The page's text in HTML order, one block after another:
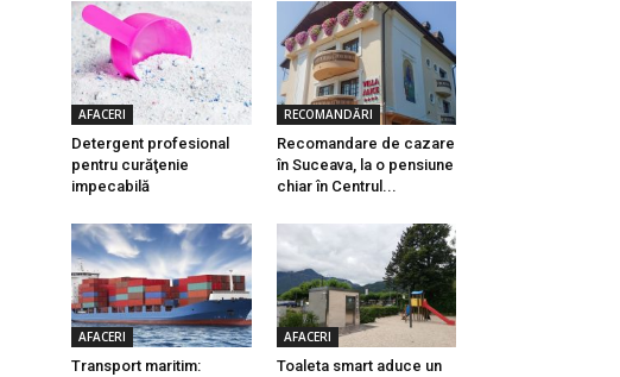
AFACERI
Detergent profesional
pentru curăţenie
impecabilă
RECOMANDĂRI
Recomandare de cazare
în Suceava, la o pensiune
chiar în Centrul...
AFACERI
Transport maritim:
AFACERI
Toaleta smart aduce un